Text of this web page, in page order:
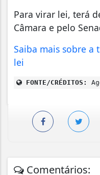
Para virar lei, terá
Câmara e pelo
Saiba mais sobre a
lei
FONTE/CRÉDITOS:
Comentários: